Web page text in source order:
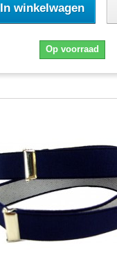
In winkelwagen
Op voorraad